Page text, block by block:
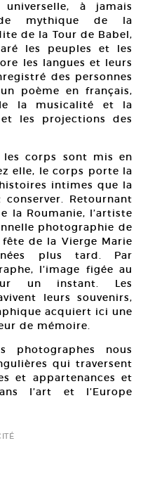
universelle, à jamais
mythique de la
de la Tour de Babel,
les peuples et les
les langues et leurs
des personnes
poème en français,
la musicalité et la
les projections des
les corps sont mis en
elle, le corps porte la
intimes que la
Retournant
la Roumanie, l’artiste
photographie de
de la Vierge Marie
plus tard. Par
l’image figée au
un instant. Les
leurs souvenirs,
acquiert ici une
de mémoire.
photographes nous
qui traversent
et appartenances et
l’art et l’Europe